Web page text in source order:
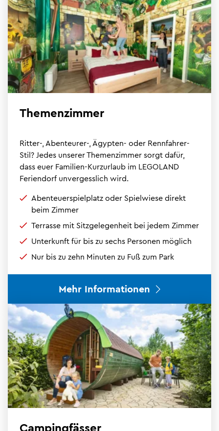
Themenzimmer
Ritter-, Abenteurer-, Ägypten- oder Rennfahrer-
Stil? Jedes unserer Themenzimmer sorgt dafür,
dass euer Familien-Kurzurlaub im LEGOLAND
Feriendorf unvergesslich wird.
Abenteuerspielplatz oder Spielwiese direkt
beim Zimmer
Terrasse mit Sitzgelegenheit bei jedem Zimmer
Unterkunft für bis zu sechs Personen möglich
Nur bis zu zehn Minuten zu Fuß zum Park
Mehr Informationen
Campingfässer